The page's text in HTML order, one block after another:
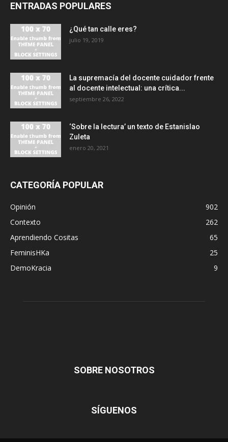
ENTRADAS POPULARES
¿Qué tan calle eres?
julio 19, 2019
La supremacía del docente cuidador frente
al docente intelectual: una crítica...
septiembre 26, 2022
‘Sobre la lectura’ un texto de Estanislao
Zuleta
enero 20, 2021
CATEGORÍA POPULAR
Opinión
902
Contexto
262
Aprendiendo Cositas
65
FeminisHKa
25
DemoKracia
9
SOBRE NOSOTROS
SÍGUENOS